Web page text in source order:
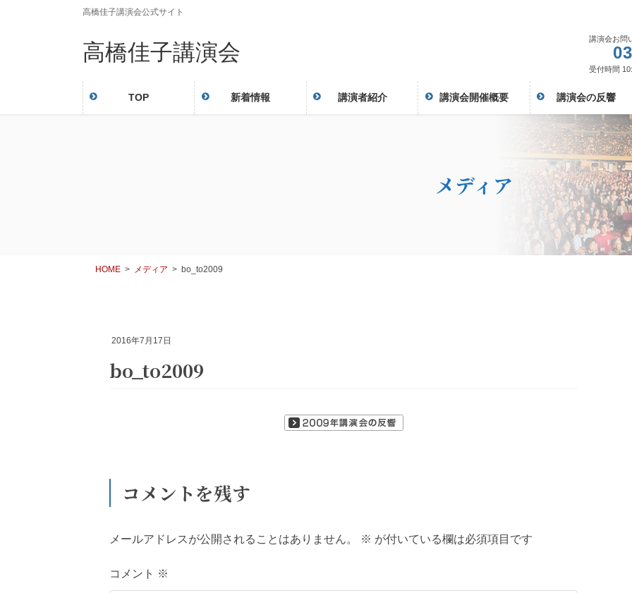
高橋佳子講演会公式サイト
高橋佳子講演会 講演会お問
受付時間
TOP 新着情報 講演者紹介 講演会開催概要 講演会の反響
メディア
HOME メディア bo_to2009
2016年7月17日
bo_to2009
コメントを残す
メールアドレスが公開されることはありません。 ※ が付いている欄は必須項目です
コメント ※